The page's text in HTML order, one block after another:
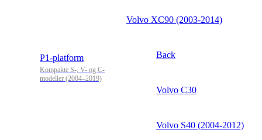
Volvo XC90 (2003-2014)
P1-platform
Kompakte S-, V- og C-
modeller (2004–2019)
Back
Volvo C30
Volvo S40 (2004-2012)